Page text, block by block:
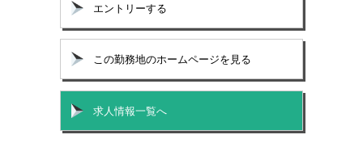
エントリーする
この勤務地のホームページを見る
求人情報一覧へ